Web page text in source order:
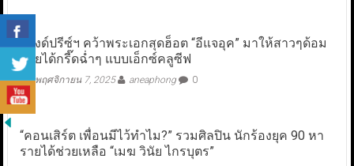
กรังด์ปรีซ์ฯ คว้าพระเอกสุดฮ็อต “อีแจอุค” มาให้สาวๆด้อม
ไทยได้กรี๊ดฉ่ำๆ แบบเอ็กซ์คลูซีฟ
พฤศจิกายน 7, 2025 aneaphong 0
“คอนเสิร์ต เพื่อนมีไว้ทำไม?” รวมศิลปิน นักร้องยุค 90 หา
รายได้ช่วยเหลือ “เมฆ วินัย ไกรบุตร”